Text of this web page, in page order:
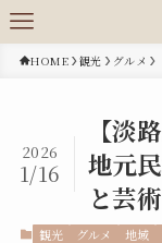
HOME 観光 グルメ
【淡
地元
と芸
2026
1/16
観光 グルメ 地域